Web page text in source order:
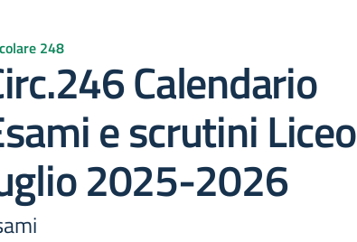
248
Calendario
e scrutini Liceo
2025-2026